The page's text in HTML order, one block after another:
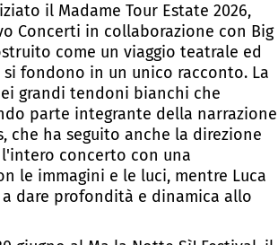
il Madame Tour Estate 2026,
Concerti in collaborazione con Big
come un viaggio teatrale ed
fondono in un unico racconto. La
grandi tendoni bianchi che
parte integrante della narrazione
che ha seguito anche la direzione
concerto con una
le immagini e le luci, mentre Luca
dare profondità e dinamica allo